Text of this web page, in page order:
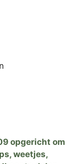
opgericht om
weetjes,